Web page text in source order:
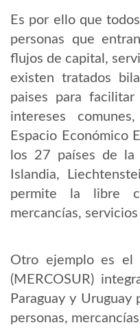
Es por ello que
personas que
flujos de capital,
existen tratados
paises para
intereses
Espacio Económico
los 27 países de la
Islandia,
permite la libre
mercancías,
Otro ejemplo es el
(MERCOSUR)
Paraguay y
personas,